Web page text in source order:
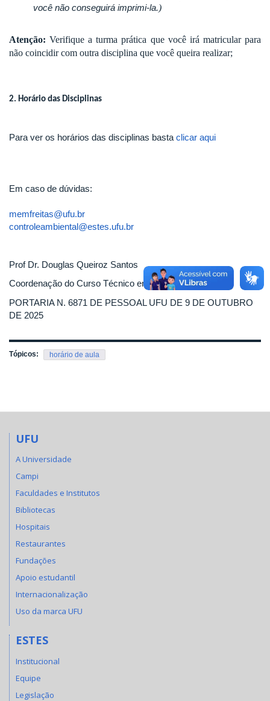
você não conseguirá imprimi-la.)
Atenção: Verifique a turma prática que você irá matricular para
não coincidir com outra disciplina que você queira realizar;
2. Horário das Disciplinas
Para ver os horários das disciplinas basta clicar aqui
Em caso de dúvidas:
memfreitas@ufu.br
controleambiental@estes.ufu.br
Prof Dr. Douglas Queiroz Santos
Coordenação do Curso Técnico em Controle Ambiental
PORTARIA N. 6871 DE PESSOAL UFU DE 9 DE OUTUBRO
DE 2025
Tópicos: horário de aula
UFU
A Universidade
Campi
Faculdades e Institutos
Bibliotecas
Hospitais
Restaurantes
Fundações
Apoio estudantil
Internacionalização
Uso da marca UFU
ESTES
Institucional
Equipe
Legislação